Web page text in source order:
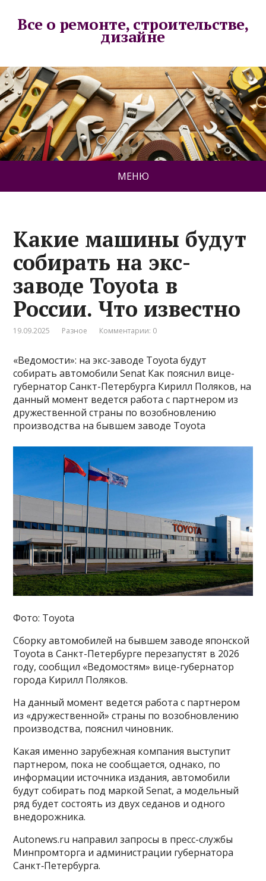
Все о ремонте, строительстве,
дизайне
МЕНЮ
Какие машины будут
собирать на экс-
заводе Toyota в
России. Что известно
19.09.2025 Разное Комментарии: 0
«Ведомости»: на экс-заводе Toyota будут
собирать автомобили Senat Как пояснил вице-
губернатор Санкт-Петербурга Кирилл Поляков, на
данный момент ведется работа с партнером из
дружественной страны по возобновлению
производства на бывшем заводе Toyota
Фото: Toyota
Сборку автомобилей на бывшем заводе японской
Toyota в Санкт-Петербурге перезапустят в 2026
году, сообщил «Ведомостям» вице-губернатор
города Кирилл Поляков.
На данный момент ведется работа с партнером
из «дружественной» страны по возобновлению
производства, пояснил чиновник.
Какая именно зарубежная компания выступит
партнером, пока не сообщается, однако, по
информации источника издания, автомобили
будут собирать под маркой Senat, а модельный
ряд будет состоять из двух седанов и одного
внедорожника.
Autonews.ru направил запросы в пресс-службы
Минпромторга и администрации губернатора
Санкт‑Петербурга.